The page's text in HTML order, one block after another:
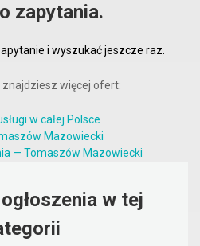
zapytania.
i wyszukać jeszcze raz.
więcej ofert:
w całej Polsce
Mazowiecki
— Tomaszów Mazowiecki
w tej